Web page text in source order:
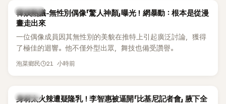
形容整場演出「就像一場豪華KTV」。
熱議討論
韓娛熱議-無性別偶像「驚人神顏」曝光！網暴動：根本是從漫
畫走出來
一位偶像成員因其無性別的美貌在推特上引起廣泛討論，獲得
了極佳的迴響。他不僅外型出眾，舞技也備受讚譽。
泡菜鄉民 21 小時前
K-POP
身材太火辣遭疑隆乳！李智惠被逼開「比基尼記者會」 腋下全